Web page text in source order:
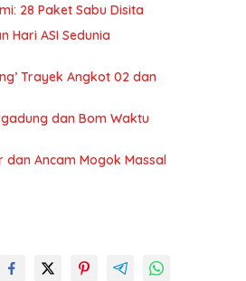
28 Paket Sabu Disita
Hari ASI Sedunia
Trayek Angkot 02 dan
dan Bom Waktu
dan Ancam Mogok Massal